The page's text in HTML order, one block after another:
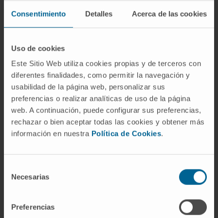
Consentimiento Detalles Acerca de las cookies
Uso de cookies
Este Sitio Web utiliza cookies propias y de terceros con
diferentes finalidades, como permitir la navegación y
usabilidad de la página web, personalizar sus
preferencias o realizar analíticas de uso de la página
web. A continuación, puede configurar sus preferencias,
rechazar o bien aceptar todas las cookies y obtener más
información en nuestra Política de Cookies.
Necesarias
Preferencias
reemplaza al parénquima perdido. La atrofia
es la reducción del parénquima en sí. Un
(atrofia por desuso) o muy fibrótico con atrofia
moderada (cirrosis hepática en fases
iniciales).
¿Se puede detectar con pruebas de
imagen?
Sí. La ecografía, la tomografía computarizada
grosor del parénquima y compararlo con
valores de referencia para la edad. En el riñón,
parenquimatosa significativa.